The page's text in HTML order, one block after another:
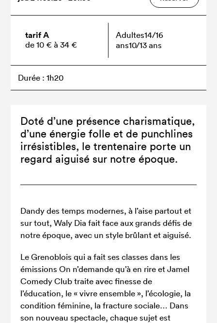
Doté d’une présence charismatique,
d’une énergie folle et de punchlines
irrésistibles, le trentenaire porte un
regard aiguisé sur notre époque.
Dandy des temps modernes, à l’aise partout et
sur tout, Waly Dia fait face aux grands défis de
notre époque, avec un style brûlant et aiguisé.
Le Grenoblois qui a fait ses classes dans les
émissions On n’demande qu’à en rire et Jamel
Comedy Club traite avec finesse de
l’éducation, le « vivre ensemble », l’écologie, la
condition féminine, la fracture sociale… Dans
son nouveau spectacle, chaque sujet est
tarif A
de 10 € à 34 €
Adultes14/16
ans10/13 ans
Durée : 1h20